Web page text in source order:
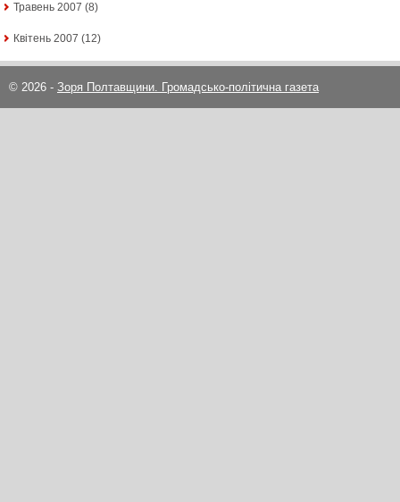
Травень 2007 (8)
Квітень 2007 (12)
© 2026 - Зоря Полтавщини. Громадсько-політична газета